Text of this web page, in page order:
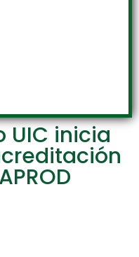
UIC inicia